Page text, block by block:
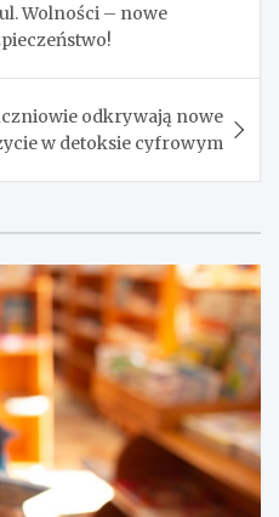
Wolności – nowe
odkrywają nowe
w detoksie cyfrowym